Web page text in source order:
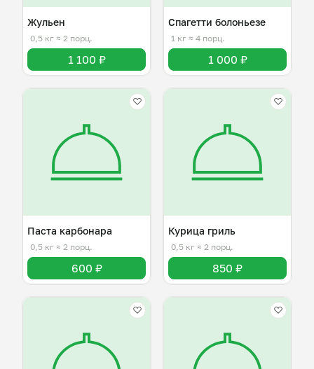
Жульен
0,5 кг ≈ 2 порц.
1 100 ₽
Спагетти болоньезе
1 кг ≈ 4 порц.
1 000 ₽
Паста карбонара
0,5 кг ≈ 2 порц.
600 ₽
Курица гриль
0,5 кг ≈ 2 порц.
850 ₽